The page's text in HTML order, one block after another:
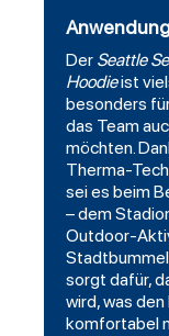
Der Seattle
Hoodieist
besonders
das Team
möchten.
Therma-
sei es beim
– dem
Outdoor-
sorgt dafür,
wird, was
komfortabel